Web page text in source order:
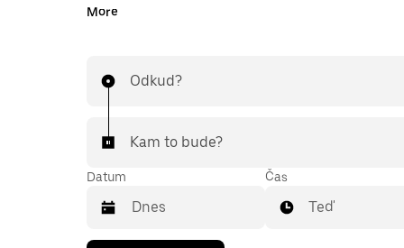
objednávat jízdy na poslední chvíli, rezervovat si
nepřetržitě v aplikaci nebo online a u každé
stačí pár klepnutí.
More
Odkud?
Kam to bude?
Datum Čas
Teď